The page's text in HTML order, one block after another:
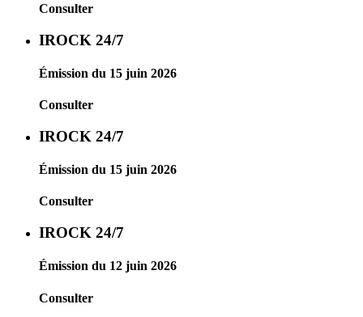
Consulter
IROCK 24/7
Émission du 15 juin 2026
Consulter
IROCK 24/7
Émission du 15 juin 2026
Consulter
IROCK 24/7
Émission du 12 juin 2026
Consulter